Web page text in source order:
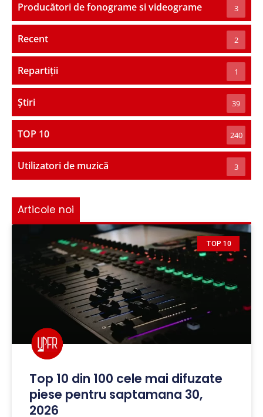
Producători de fonograme si videograme 3
Recent 2
Repartiții 1
Știri 39
TOP 10 240
Utilizatori de muzică 3
Articole noi
TOP 10
Top 10 din 100 cele mai difuzate
piese pentru saptamana 30,
2026